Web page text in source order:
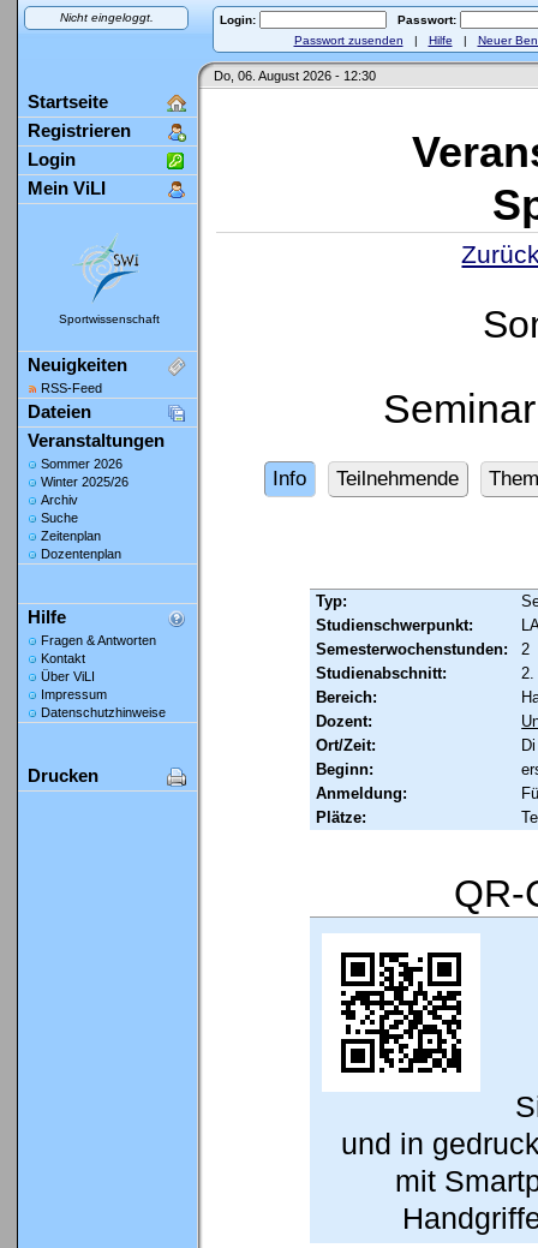
Nicht eingeloggt. Login:
Passwort:
Passwort zusenden | Hilfe | Neuer
Do, 06. August 2026 - 12:30
Startseite
Registrieren
Login
Mein ViLI
Sportwissenschaft
Neuigkeiten
RSS-Feed
Dateien
Veranstaltungen
Sommer 2026
Winter 2025/26
Archiv
Suche
Zeitenplan
Dozentenplan
Hilfe
Fragen & Antworten
Kontakt
Über ViLI
Impressum
Datenschutzhinweise
Drucken
Info Teilnehmende
Typ:
Studienschwerpunkt:
Semesterwochenstunden:
2
Studienabschnitt:
Bereich:
Dozent:
Ort/Zeit:
Beginn:
Anmeldung:
Plätze:
QR-
und in
mit